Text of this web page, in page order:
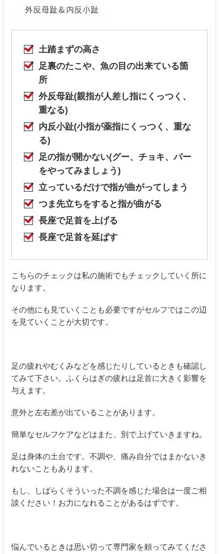
土踏まずの高さ
足裏のたこや、魚の目の出来ている箇
所
外反母趾(親指が人差し指にくっつく、
重なる)
内反小趾(小指が薬指にくっつく、重な
る)
足の指が開かない(グー、チョキ、パー
をやってみましょう)
立っているだけで指が曲がってしまう
つま先立ちをすると指が曲がる
長座で足首を上げる
長座で足首を延ばす
こちらのチェックは私の施術でもチェックしていく所に
なります。
その他にも見ていくことも必要ですがセルフではこの辺
を見ていくことが大切です。
足の疲れやむくみなどを感じたりしているときも確認し
てみて下さい。ふくらはぎの疲れは足首に大きく影響を
与えます。
意外と左右差が出ていることがあります。
簡単なセルフケアなどはまた、別で上げていきますね。
足は身体の土台です。不調や、痛み自分ではまかないき
れないこともあります。
もし、しばらくそういった不調を感じた場合は一度ご相
談ください！お力になれることがあるはずです。
悩んでいるときは思い切って専門家を頼ってみてくださ